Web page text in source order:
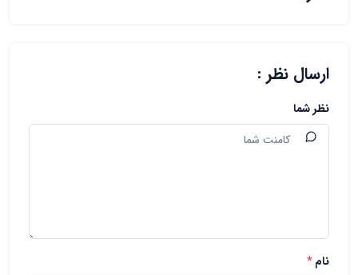
ارسال نظر :
نظر شما
نام*